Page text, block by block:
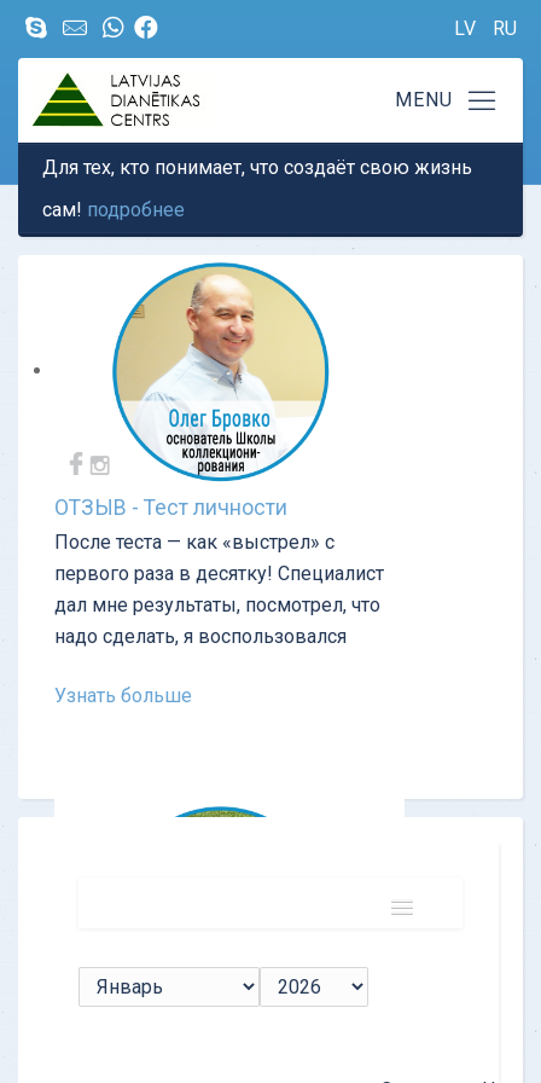
LV RU
Для тех, кто понимает, что создаёт свою жизнь
сам! подробнее
ОТЗЫВ - Тест личности
После теста — как «выстрел» с
первого раза в десятку! Cпециалист
дал мне результаты, посмотрел, что
надо сделать, я воспользовался
Узнать больше